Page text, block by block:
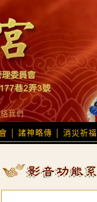
我們
諸神略傳 消災祈福